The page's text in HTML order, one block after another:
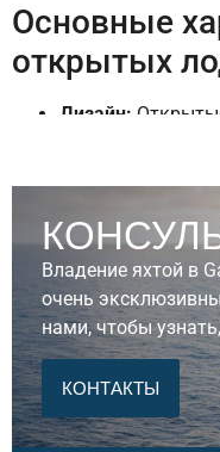
Основные
открытых
Дизайн:
на воде.
линии корпуса
комфорт во
мощными
производителей,
другие, что
отличную
для любителей
Владение яхтой в
очень
нами, чтобы
КОНТАКТЫ